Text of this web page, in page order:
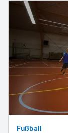
Fußball